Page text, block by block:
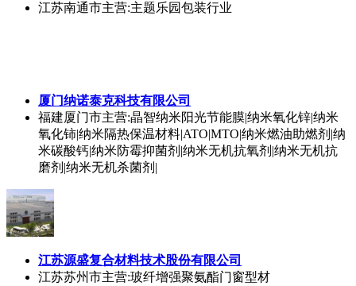
江苏南通市主营:主题乐园包装行业
厦门纳诺泰克科技有限公司
福建厦门市主营:晶智纳米阳光节能膜|纳米氧化锌|纳米
氧化铈|纳米隔热保温材料|ATO|MTO|纳米燃油助燃剂|纳
米碳酸钙|纳米防霉抑菌剂|纳米无机抗氧剂|纳米无机抗
磨剂|纳米无机杀菌剂|
江苏源盛复合材料技术股份有限公司
江苏苏州市主营:玻纤增强聚氨酯门窗型材